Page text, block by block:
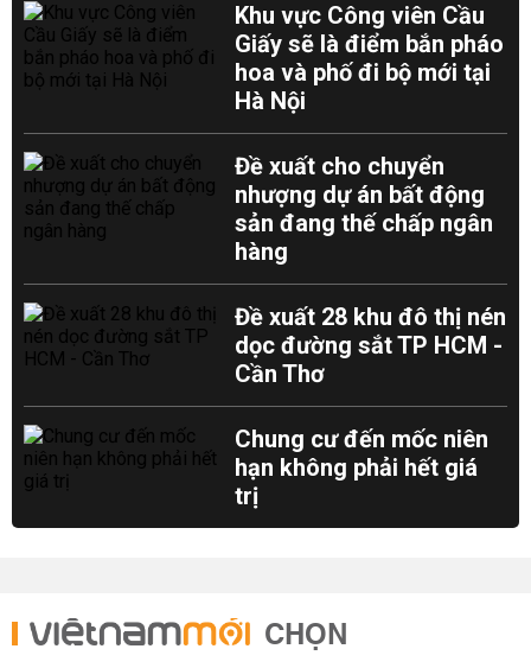
Khu vực Công viên Cầu
Giấy sẽ là điểm bắn pháo
hoa và phố đi bộ mới tại
Hà Nội
Đề xuất cho chuyển
nhượng dự án bất động
sản đang thế chấp ngân
hàng
Đề xuất 28 khu đô thị nén
dọc đường sắt TP HCM -
Cần Thơ
Chung cư đến mốc niên
hạn không phải hết giá
trị
CHỌN